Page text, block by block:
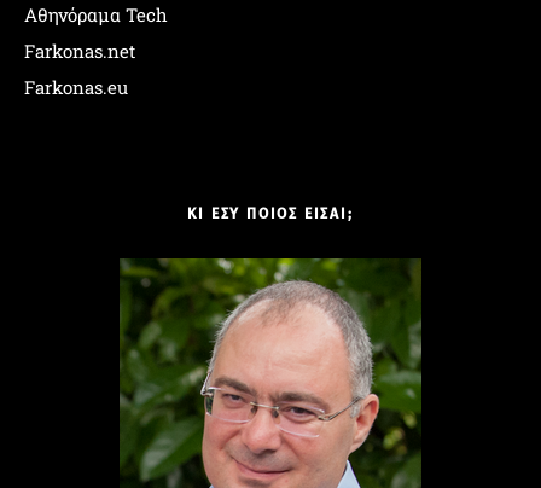
Αθηνόραμα Tech
Farkonas.net
Farkonas.eu
ΚΙ ΕΣΥ ΠΟΙΟΣ ΕΙΣΑΙ;